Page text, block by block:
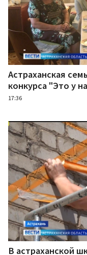
Астраханская
конкурса "Это у
17:36
В астраханской